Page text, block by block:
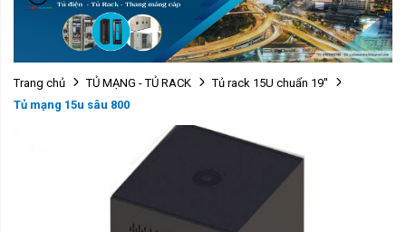
Trang chủ TỦ MẠNG - TỦ RACK
Tủ rack 15U chuẩn 19''
Tủ mạng 15u sâu 800